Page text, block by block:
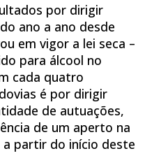
por dirigir
ano a ano desde
em vigor a lei seca –
para álcool no
cada quatro
é por dirigir
de autuações,
de um aperto na
partir do início deste